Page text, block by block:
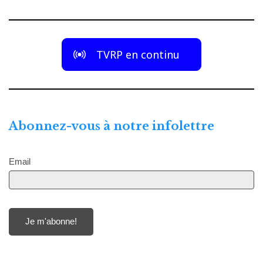
TVRP en continu
Abonnez-vous à notre infolettre
Email
Je m'abonne!